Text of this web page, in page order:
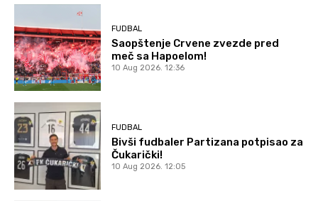
FUDBAL
Saopštenje Crvene zvezde pred
meč sa Hapoelom!
10 Aug 2026. 12:36
FUDBAL
Bivši fudbaler Partizana potpisao za
Čukarički!
10 Aug 2026. 12:05